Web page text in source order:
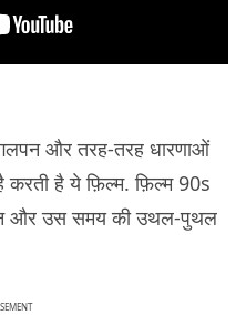
और तरह-तरह धारणाओं
है ये फ़िल्म. फ़िल्म 90s
और उस समय की उथल-पुथल